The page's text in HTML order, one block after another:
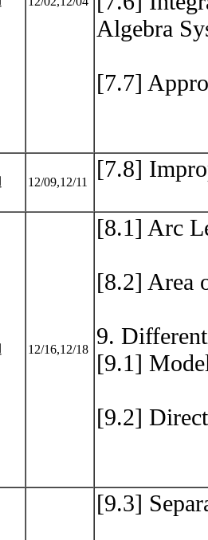
Algebra
[7.7]
12/09,12/11 [7.8]
12/16,12/18
[8.1] Arc
[8.2] Area
9.
[9.1]
[9.2]
[9.3]